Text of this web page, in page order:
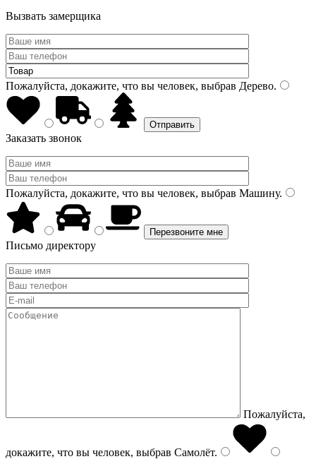
Вызвать замерщика
Пожалуйста, докажите, что вы человек, выбрав Дерево.
Заказать звонок
Пожалуйста, докажите, что вы человек, выбрав Машину.
Письмо директору
Пожалуйста,
докажите, что вы человек, выбрав Самолёт.